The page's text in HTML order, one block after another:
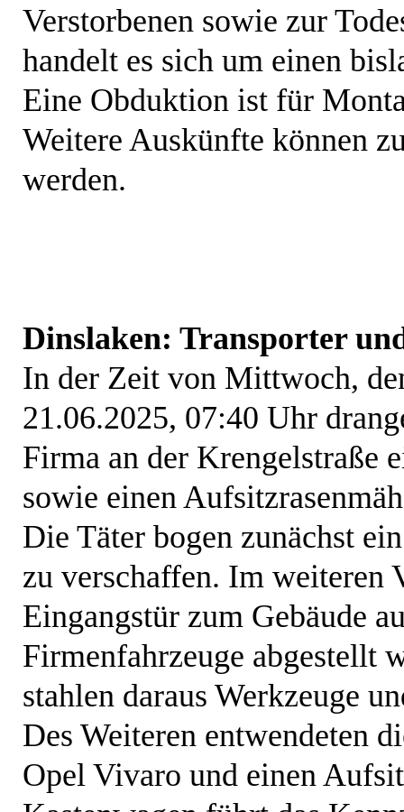
Verstorbenen sowie zur
handelt es sich um einen
Eine Obduktion ist für
Weitere Auskünfte können
werden.
Dinslaken: Transporter
In der Zeit von Mittwoch,
21.06.2025, 07:40 Uhr
Firma an der Krengelstraße
sowie einen
Die Täter bogen zunächst
zu verschaffen. Im weiteren
Eingangstür zum Gebäude
Firmenfahrzeuge abgestellt
stahlen daraus Werkzeuge
Des Weiteren entwendeten
Opel Vivaro und einen